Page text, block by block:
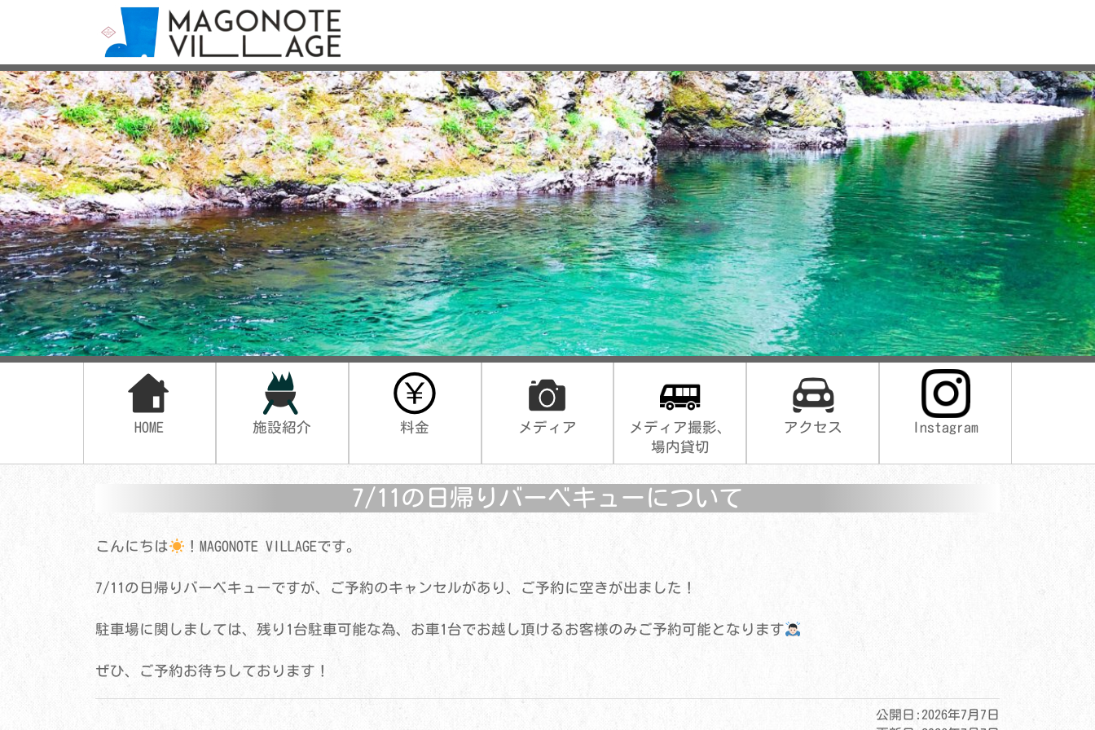
HOME 施設紹介 料金 メディア
メディア撮影、
場内貸切
アクセス Instagram
7/11の日帰りバーベキューについて
こんにちは ！MAGONOTE VILLAGEです。
7/11の日帰りバーベキューですが、ご予約のキャンセルがあり、ご予約に空きが出ました！
駐車場に関しましては、残り1台駐車可能な為、お車1台でお越し頂けるお客様のみご予約可能となります
ぜひ、ご予約お待ちしております！
公開日: 2026年7月7日